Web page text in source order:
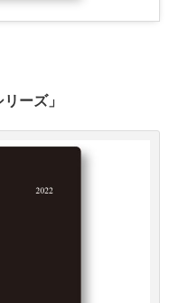
ーズ」